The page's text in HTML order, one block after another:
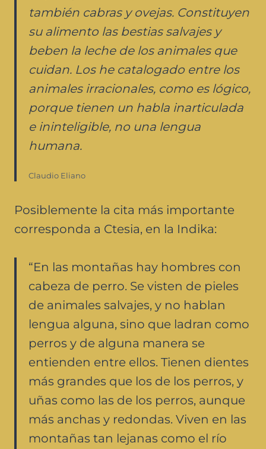
también cabras y ovejas. Constituyen
su alimento las bestias salvajes y
beben la leche de los animales que
cuidan. Los he catalogado entre los
animales irracionales, como es lógico,
porque tienen un habla inarticulada
e ininteligible, no una lengua
humana.
Claudio Eliano
Posiblemente la cita más importante
corresponda a Ctesia, en la Indika:
“En las montañas hay hombres con
cabeza de perro. Se visten de pieles
de animales salvajes, y no hablan
lengua alguna, sino que ladran como
perros y de alguna manera se
entienden entre ellos. Tienen dientes
más grandes que los de los perros, y
uñas como las de los perros, aunque
más anchas y redondas. Viven en las
montañas tan lejanas como el río